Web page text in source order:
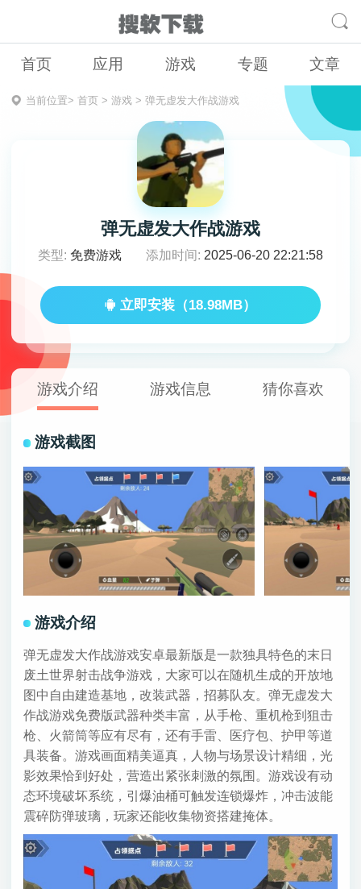
首页 应用 游戏 专题 文章
当前位置> 首页> 游戏> 弹无虚发大作战游戏
弹无虚发大作战游戏
类型: 免费游戏 添加时间: 2025-06-20 22:21:58
立即安装（18.98MB）
游戏介绍 游戏信息 猜你喜欢
游戏截图
游戏介绍
弹无虚发大作战游戏安卓最新版是一款独具特色的末日
废土世界射击战争游戏，大家可以在随机生成的开放地
图中自由建造基地，改装武器，招募队友。弹无虚发大
作战游戏免费版武器种类丰富，从手枪、重机枪到狙击
枪、火箭筒等应有尽有，还有手雷、医疗包、护甲等道
具装备。游戏画面精美逼真，人物与场景设计精细，光
影效果恰到好处，营造出紧张刺激的氛围。游戏设有动
态环境破坏系统，引爆油桶可触发连锁爆炸，冲击波能
震碎防弹玻璃，玩家还能收集物资搭建掩体。